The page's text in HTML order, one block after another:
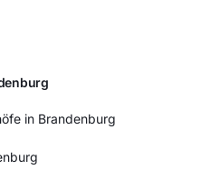
in Brandenburg